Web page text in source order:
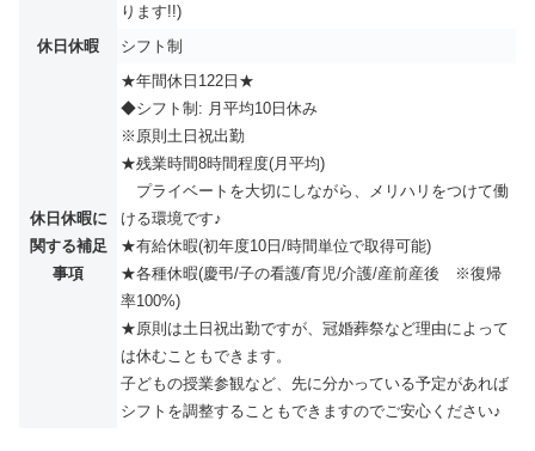
ります!!)
休日休暇
シフト制
休日休暇に
関する補足
事項
★年間休日122日★
◆シフト制: 月平均10日休み
※原則土日祝出勤
★残業時間8時間程度(月平均)
プライベートを大切にしながら、メリハリをつけて働
ける環境です♪
★有給休暇(初年度10日/時間単位で取得可能)
★各種休暇(慶弔/子の看護/育児/介護/産前産後 ※復帰
率100%)
★原則は土日祝出勤ですが、冠婚葬祭など理由によって
は休むこともできます。
子どもの授業参観など、先に分かっている予定があれば
シフトを調整することもできますのでご安心ください♪